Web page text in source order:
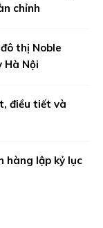
chỉnh
thị Noble
Hà Nội
điều tiết và
hàng lập kỷ lục